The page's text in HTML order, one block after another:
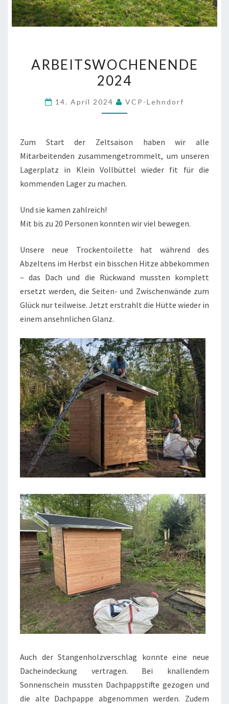
2024
ARBEITSWOCHENENDE
2024
14. April 2024 VCP-Lehndorf
Zum Start der Zeltsaison haben wir alle
Mitarbeitenden zusammengetrommelt, um unseren
Lagerplatz in Klein Vollbüttel wieder fit für die
kommenden Lager zu machen.
Und sie kamen zahlreich!
Mit bis zu 20 Personen konnten wir viel bewegen.
Unsere neue Trockentoilette hat während des
Abzeltens im Herbst ein bisschen Hitze abbekommen
– das Dach und die Rückwand mussten komplett
ersetzt werden, die Seiten- und Zwischenwände zum
Glück nur teilweise. Jetzt erstrahlt die Hütte wieder in
einem ansehnlichen Glanz.
Auch der Stangenholzverschlag konnte eine neue
Dacheindeckung vertragen. Bei knallendem
Sonnenschein mussten Dachpappstifte gezogen und
die alte Dachpappe abgenommen werden. Zudem